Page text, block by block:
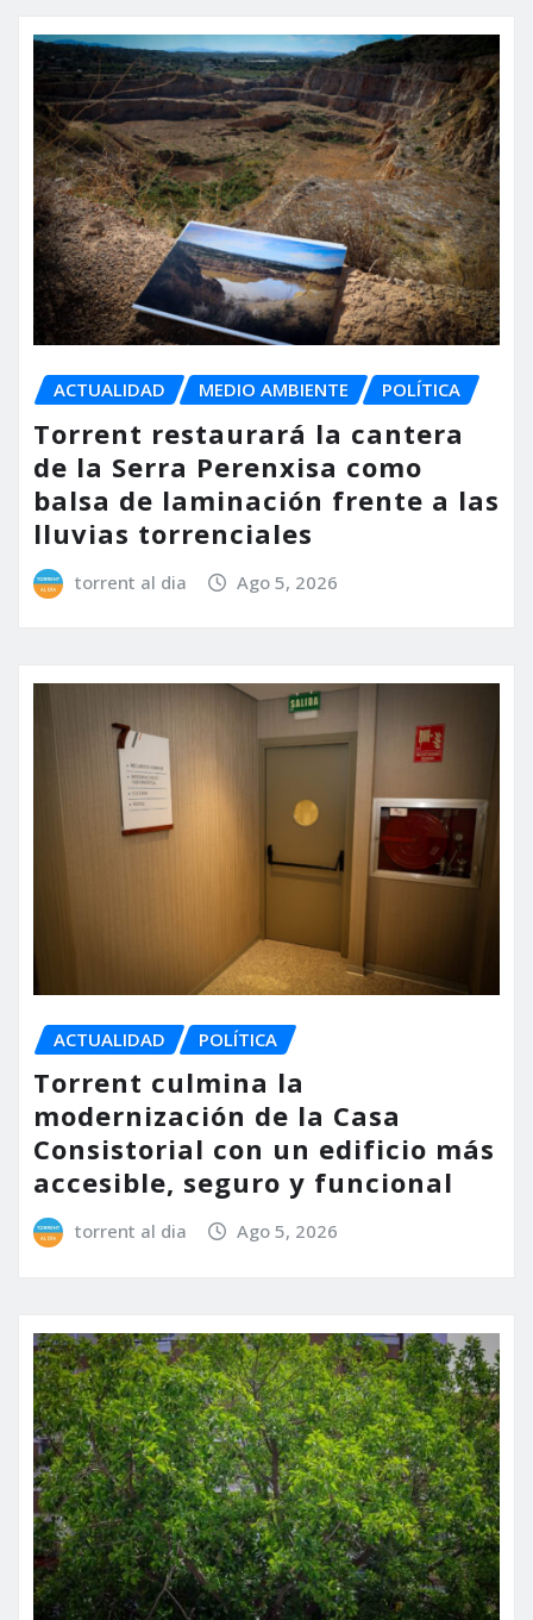
ACTUALIDAD MEDIO AMBIENTE POLÍTICA
Torrent restaurará la cantera
de la Serra Perenxisa como
balsa de laminación frente a las
lluvias torrenciales
torrent al dia Ago 5, 2026
ACTUALIDAD POLÍTICA
Torrent culmina la
modernización de la Casa
Consistorial con un edificio más
accesible, seguro y funcional
torrent al dia Ago 5, 2026